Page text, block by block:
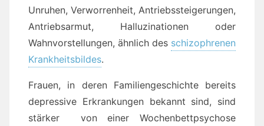
Unruhen, Verworrenheit, Antriebssteigerungen,
Antriebsarmut, Halluzinationen oder
Wahnvorstellungen, ähnlich des schizophrenen
Krankheitsbildes.
Frauen, in deren Familiengeschichte bereits
depressive Erkrankungen bekannt sind, sind
stärker von einer Wochenbettpsychose